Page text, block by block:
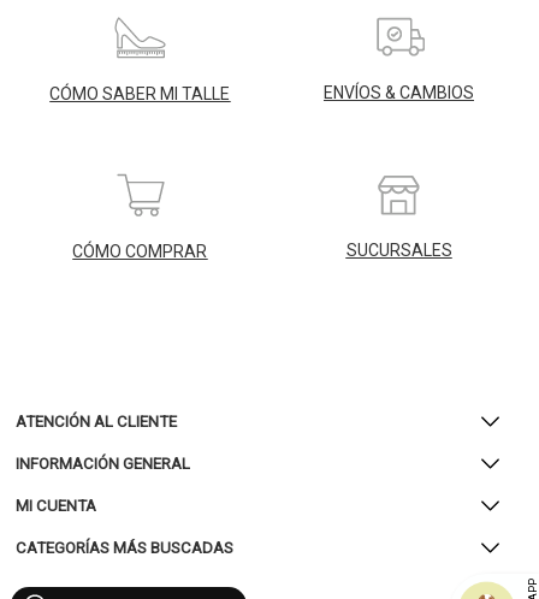
CÓMO SABER MI TALLE ENVÍOS & CAMBIOS
CÓMO COMPRAR SUCURSALES
ATENCIÓN AL CLIENTE
INFORMACIÓN GENERAL
MI CUENTA
CATEGORÍAS MÁS BUSCADAS